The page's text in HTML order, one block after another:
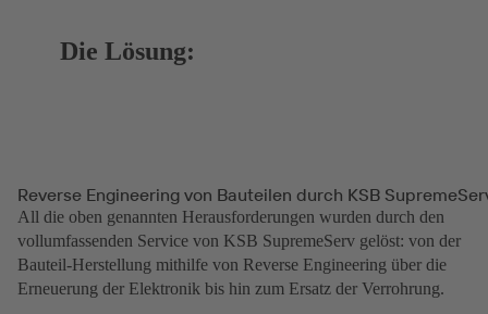
Die Lösung:
Reverse Engineering von Bauteilen durch KSB
All die oben genannten Herausforderungen wurden durch den
vollumfassenden Service von KSB SupremeServ gelöst: von der
Bauteil-Herstellung mithilfe von Reverse Engineering über die
Erneuerung der Elektronik bis hin zum Ersatz der Verrohrung.